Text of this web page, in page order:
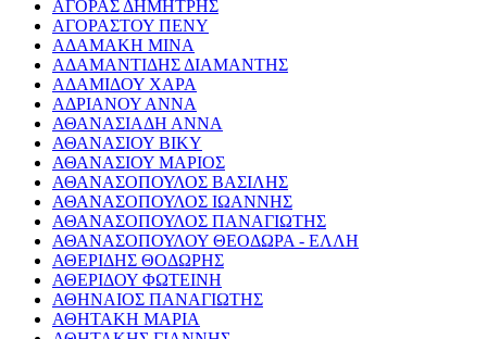
ΑΓΟΡΑΣ ΔΗΜΗΤΡΗΣ
ΑΓΟΡΑΣΤΟΥ ΠΕΝΥ
ΑΔΑΜΑΚΗ ΜΙΝΑ
ΑΔΑΜΑΝΤΙΔΗΣ ΔΙΑΜΑΝΤΗΣ
ΑΔΑΜΙΔΟΥ ΧΑΡΑ
ΑΔΡΙΑΝΟΥ ΑΝΝΑ
ΑΘΑΝΑΣΙΑΔΗ ΑΝΝΑ
ΑΘΑΝΑΣΙΟΥ ΒΙΚΥ
ΑΘΑΝΑΣΙΟΥ ΜΑΡΙΟΣ
ΑΘΑΝΑΣΟΠΟΥΛΟΣ ΒΑΣΙΛΗΣ
ΑΘΑΝΑΣΟΠΟΥΛΟΣ ΙΩΑΝΝΗΣ
ΑΘΑΝΑΣΟΠΟΥΛΟΣ ΠΑΝΑΓΙΩΤΗΣ
ΑΘΑΝΑΣΟΠΟΥΛΟΥ ΘΕΟΔΩΡΑ - ΕΛΛΗ
ΑΘΕΡΙΔΗΣ ΘΟΔΩΡΗΣ
ΑΘΕΡΙΔΟΥ ΦΩΤΕΙΝΗ
ΑΘΗΝΑΙΟΣ ΠΑΝΑΓΙΩΤΗΣ
ΑΘΗΤΑΚΗ ΜΑΡΙΑ